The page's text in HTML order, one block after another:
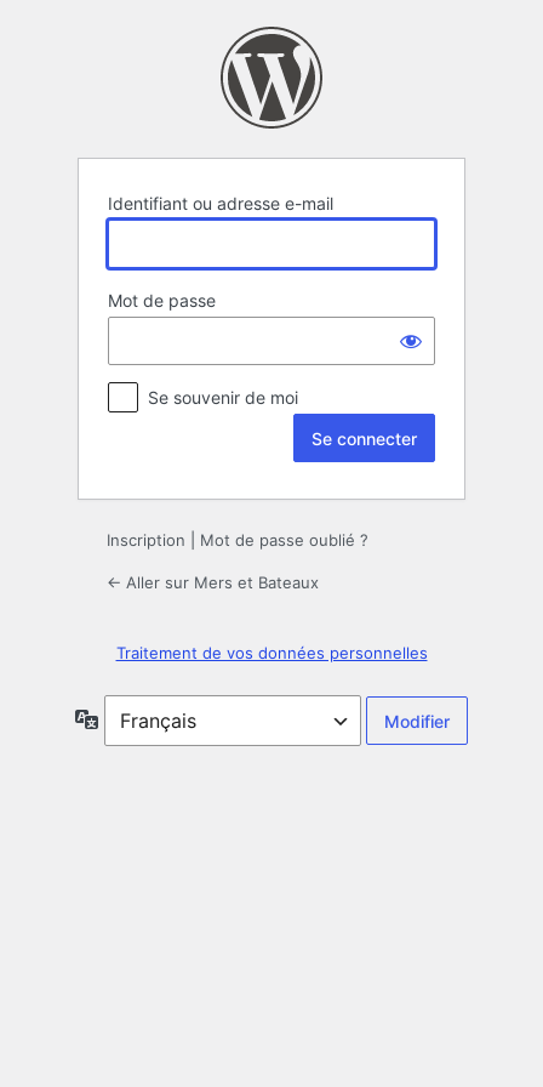
Identifiant ou adresse e-mail
Mot de passe
Se souvenir de moi
Inscription Mot de passe oublié ?
← Aller sur Mers et Bateaux
Traitement de vos données personnelles
Langue